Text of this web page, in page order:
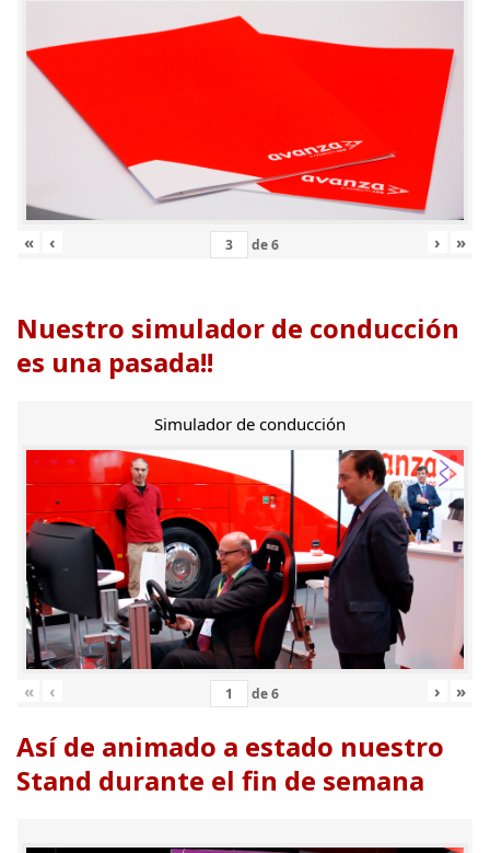
« ‹ de6 › »
Nuestro simulador de conducción
es una pasada!!
Simulador de conducción
« ‹ de6 › »
Así de animado a estado nuestro
Stand durante el fin de semana